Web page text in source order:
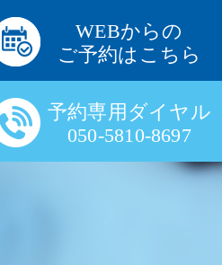
WEBからの
ご予約はこちら
予約専用ダイヤル
050-5810-8697